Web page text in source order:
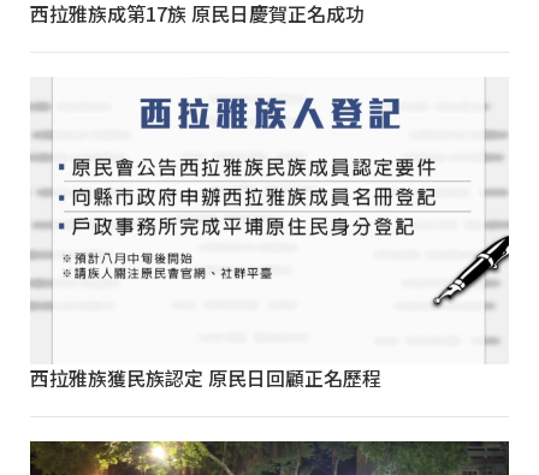
西拉雅族成第17族 原民日慶賀正名成功
西拉雅族獲民族認定 原民日回顧正名歷程